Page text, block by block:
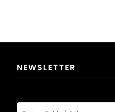
NEWSLETTER